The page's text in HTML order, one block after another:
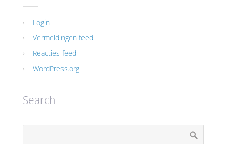
Login
Vermeldingen feed
Reacties feed
WordPress.org
Search